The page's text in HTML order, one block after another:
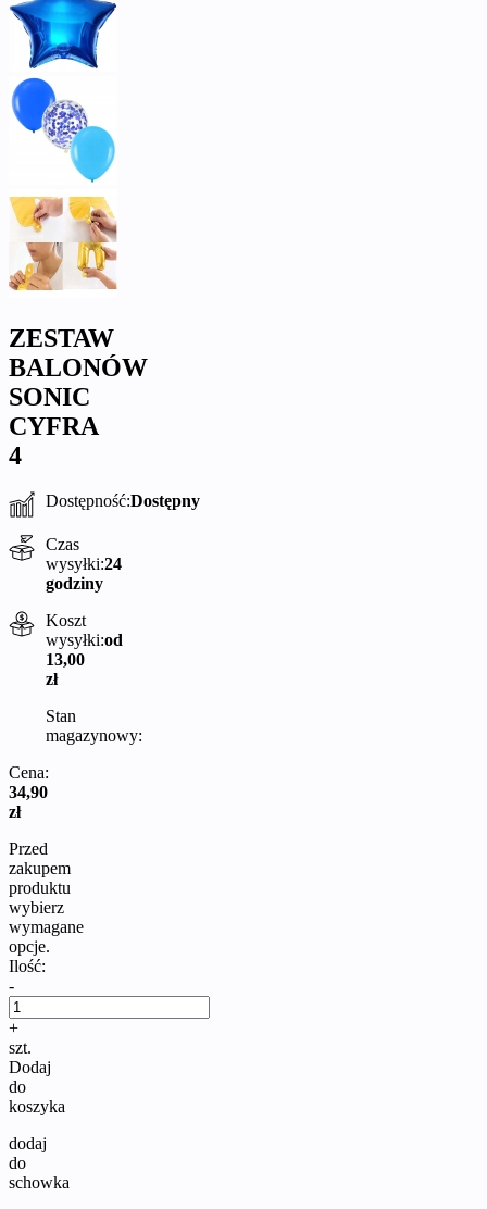
ZESTAW
BALONÓW
SONIC
CYFRA
4
Dostępność:Dostępny
Czas
wysyłki:24
godziny
Koszt
wysyłki:od
13,00
zł
Stan
magazynowy:
Cena:
34,90
zł
Przed
zakupem
produktu
wybierz
wymagane
opcje.
Ilość:
-
+
szt.
Dodaj
do
koszyka
dodaj
do
schowka